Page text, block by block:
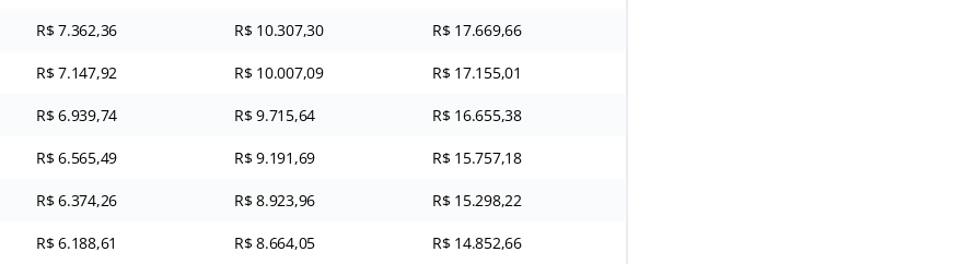
R$ 7.362,36 R$ 10.307,30 R$ 17.669,66
R$ 7.147,92 R$ 10.007,09 R$ 17.155,01
R$ 6.939,74 R$ 9.715,64 R$ 16.655,38
R$ 6.565,49 R$ 9.191,69 R$ 15.757,18
R$ 6.374,26 R$ 8.923,96 R$ 15.298,22
R$ 6.188,61 R$ 8.664,05 R$ 14.852,66